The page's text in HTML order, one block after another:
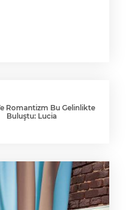
Romantizm Bu Gelinlikte
Buluştu: Lucia